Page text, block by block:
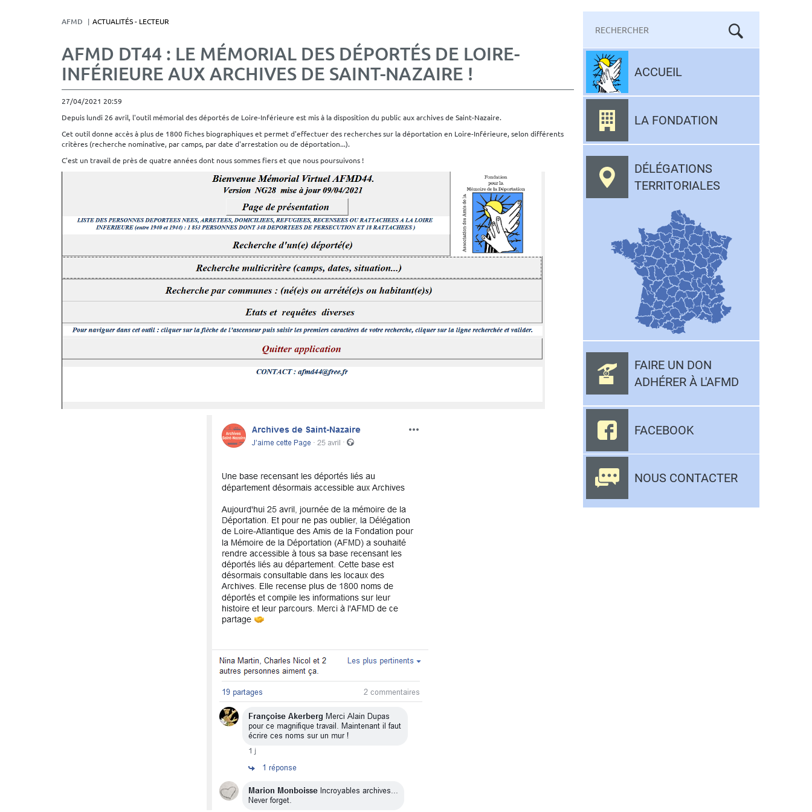
AFMD ACTUALITÉS - LECTEUR
AFMD DT44 : LE MÉMORIAL DES DÉPORTÉS DE LOIRE-
INFÉRIEURE AUX ARCHIVES DE SAINT-NAZAIRE !
27/04/2021 20:59
Depuis lundi 26 avril, l'outil mémorial des déportés de Loire-Inférieure est mis à la disposition du public aux archives de Saint-Nazaire.
Cet outil donne accès à plus de 1800 fiches biographiques et permet d'effectuer des recherches sur la déportation en Loire-Inférieure, selon différents
critères (recherche nominative, par camps, par date d'arrestation ou de déportation...).
C'est un travail de près de quatre années dont nous sommes fiers et que nous poursuivons !
clés
Aller
contenu
ACCUEIL
LA FONDATION
DÉLÉGATIONS
TERRITORIALES
FAIRE UN DON
ADHÉRER À L'AFMD
FACEBOOK
NOUS CONTACTER